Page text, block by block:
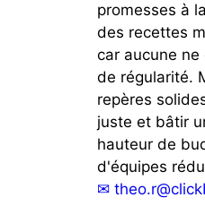
promesses à
des recettes
car aucune
de régularité.
repères
juste et bâtir
hauteur de
d'équipes
✉